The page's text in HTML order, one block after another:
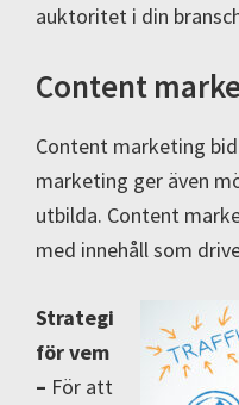
auktoritet i din
Content
Content marketing
marketing ger även
utbilda. Content
med innehåll som
Strategi
för vem
– För att